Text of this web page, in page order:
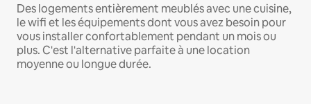
Des logements entièrement meublés avec une cuisine,
le wifi et les équipements dont vous avez besoin pour
vous installer confortablement pendant un mois ou
plus. C'est l'alternative parfaite à une location
moyenne ou longue durée.